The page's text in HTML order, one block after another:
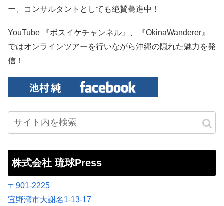
ー、コンサルタントとしても絶賛驀進中！
YouTube 『ボスイケチャンネル』、『OkinaWanderer』
ではオンラインツアーを行いながら沖縄の隠れた魅力を発
信！
株式会社 琉球Press
〒901-2225
宜野湾市大謝名1-13-17